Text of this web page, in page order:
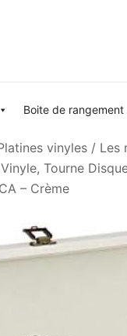
Boite de rangement
vinyles / Les
Tourne
– Crème